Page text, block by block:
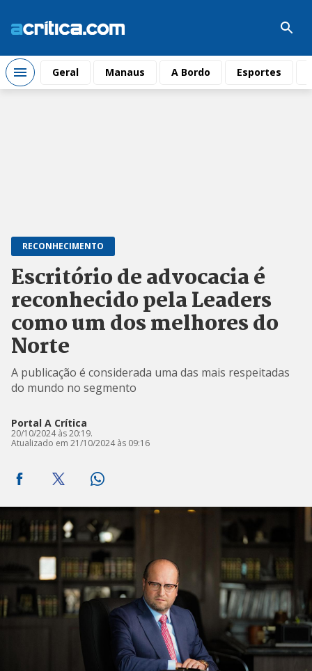
Geral Manaus A Bordo Esportes
RECONHECIMENTO
Escritório de advocacia é
reconhecido pela Leaders
como um dos melhores do
Norte
A publicação é considerada uma das mais respeitadas
do mundo no segmento
Portal A Crítica
20/10/2024 às 20:19.
Atualizado em 21/10/2024 às 09:16